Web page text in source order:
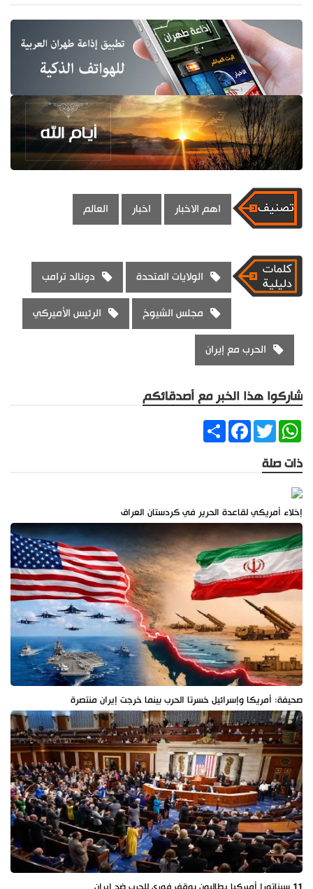
اهم الاخبار اخبار العالم
الولايات المتحدة دونالد ترامب
مجلس الشيوخ الرئيس الأميركي
الحرب مع إيران
شاركوا هذا الخبر مع أصدقائكم
ShareFacebookTwitter
WhatsApp
ذات صلة
إخلاء أمريكي لقاعدة الحرير في كردستان العراق
صحيفة: أمريكا وإسرائيل خسرتا الحرب بينما خرجت إيران منتصرة
11 سيناتورا أميركيا يطالبون بوقف فوري للحرب ضد إيران